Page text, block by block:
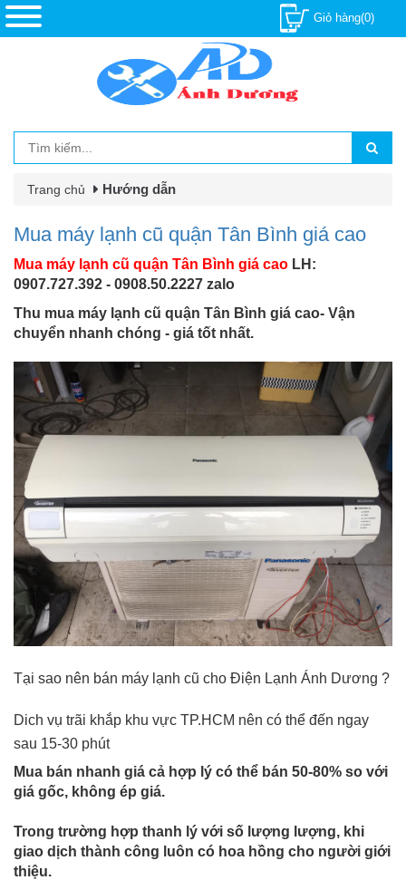
Giỏ hàng(0)
Trang chủ Hướng dẫn
Mua máy lạnh cũ quận Tân Bình giá cao
Mua máy lạnh cũ quận Tân Bình giá cao LH:
0907.727.392 - 0908.50.2227 zalo
Thu mua máy lạnh cũ quận Tân Bình giá cao- Vận
chuyển nhanh chóng - giá tốt nhất.
Tại sao nên bán máy lạnh cũ cho Điện Lạnh Ánh Dương ?
Dich vụ trãi khắp khu vực TP.HCM nên có thể đến ngay
sau 15-30 phút
Mua bán nhanh giá cả hợp lý có thể bán 50-80% so với
giá gốc, không ép giá.
Trong trường hợp thanh lý với số lượng lượng, khi
giao dịch thành công luôn có hoa hồng cho người giới
thiệu.